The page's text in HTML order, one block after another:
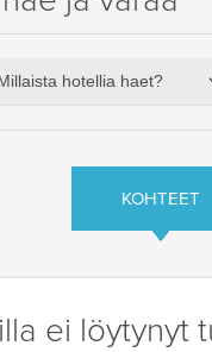
hotellia haet?
KOHTEET
ei löytynyt